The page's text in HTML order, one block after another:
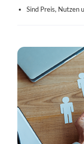
Sind Preis, Nutzen